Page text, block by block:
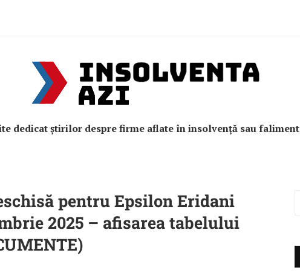
dedicat știrilor despre firme aflate în insolvență sau faliment
pentru Epsilon Eridani
2025 – afisarea tabelului